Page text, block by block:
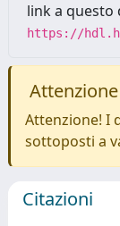
link a questo
https://
Attenzione
Attenzione! I
sottoposti a
Citazioni